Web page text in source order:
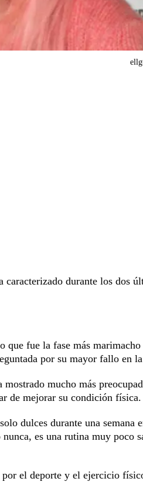
durante los dos
que fue la fase más
por su mayor fallo en
mucho más
de mejorar su condición física.
dulces durante una semana
es una rutina muy poco
por el deporte y el ejercicio